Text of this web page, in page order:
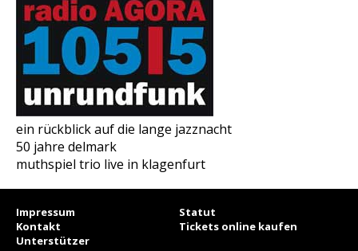
ein rückblick auf die lange jazznacht
50 jahre delmark
muthspiel trio live in klagenfurt
Impressum
Statut
Kontakt
Tickets online kaufen
Unterstützer